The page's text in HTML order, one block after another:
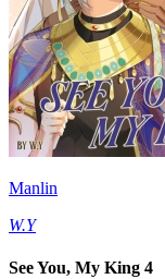
Manlin
W.Y
See You, My King 4